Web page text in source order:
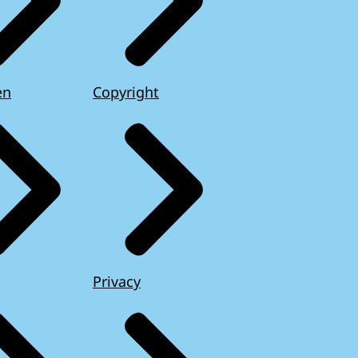
Copyright
Privacy